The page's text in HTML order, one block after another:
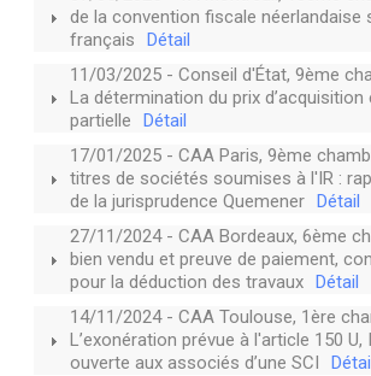
de la convention fiscale néerlandaise
français
Détail
11/03/2025 - Conseil d'État, 9ème
La détermination du prix
partielle
Détail
17/01/2025 - CAA Paris, 9ème
titres de sociétés soumises à l'IR :
de la jurisprudence Quemener Détail
27/11/2024 - CAA Bordeaux, 6ème
bien vendu et preuve de paiement,
pour la déduction des travaux Détail
14/11/2024 - CAA Toulouse, 1ère
L’exonération prévue à l'article 150 U,
ouverte aux associés d’une SCI